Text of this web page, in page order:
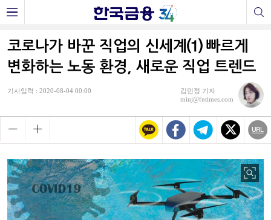
코로나가 바꾼 직업의 신세계⑴ 빠르게
변화하는 노동 환경, 새로운 직업 트렌드
기사입력 : 2020-08-04 00:00
김민정 기자
minj@fntimes.com